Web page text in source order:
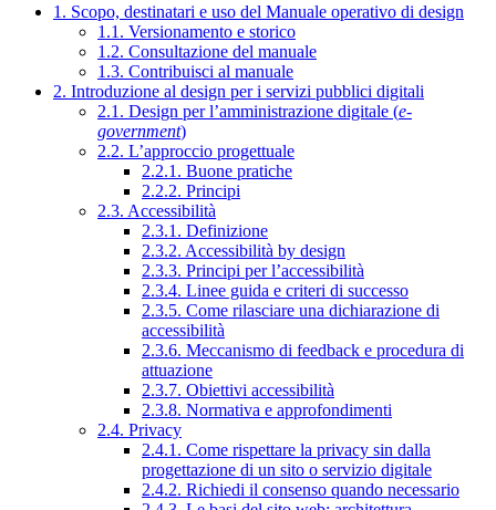
1. Scopo, destinatari e uso del Manuale operativo di design
1.1. Versionamento e storico
1.2. Consultazione del manuale
1.3. Contribuisci al manuale
2. Introduzione al design per i servizi pubblici digitali
2.1. Design per l’amministrazione digitale (e-
government)
2.2. L’approccio progettuale
2.2.1. Buone pratiche
2.2.2. Principi
2.3. Accessibilità
2.3.1. Definizione
2.3.2. Accessibilità by design
2.3.3. Principi per l’accessibilità
2.3.4. Linee guida e criteri di successo
2.3.5. Come rilasciare una dichiarazione di
accessibilità
2.3.6. Meccanismo di feedback e procedura di
attuazione
2.3.7. Obiettivi accessibilità
2.3.8. Normativa e approfondimenti
2.4. Privacy
2.4.1. Come rispettare la privacy sin dalla
progettazione di un sito o servizio digitale
2.4.2. Richiedi il consenso quando necessario